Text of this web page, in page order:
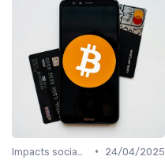
•
24/04/2025